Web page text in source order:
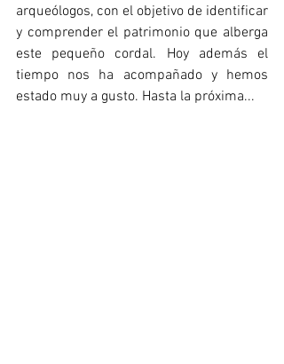
arqueólogos, con el objetivo de identificar
y comprender el patrimonio que alberga
este pequeño cordal. Hoy además el
tiempo nos ha acompañado y hemos
estado muy a gusto. Hasta la próxima...